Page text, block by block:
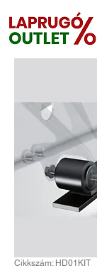
Cikkszám: HD01KIT